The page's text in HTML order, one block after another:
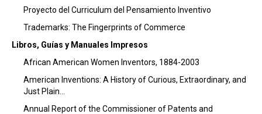
Proyecto del Curriculum del Pensamiento Inventivo
Trademarks: The Fingerprints of Commerce
Libros, Guías y Manuales Impresos
African American Women Inventors, 1884-2003
American Inventions: A History of Curious, Extraordinary, and
Just Plain…
Annual Report of the Commissioner of Patents and